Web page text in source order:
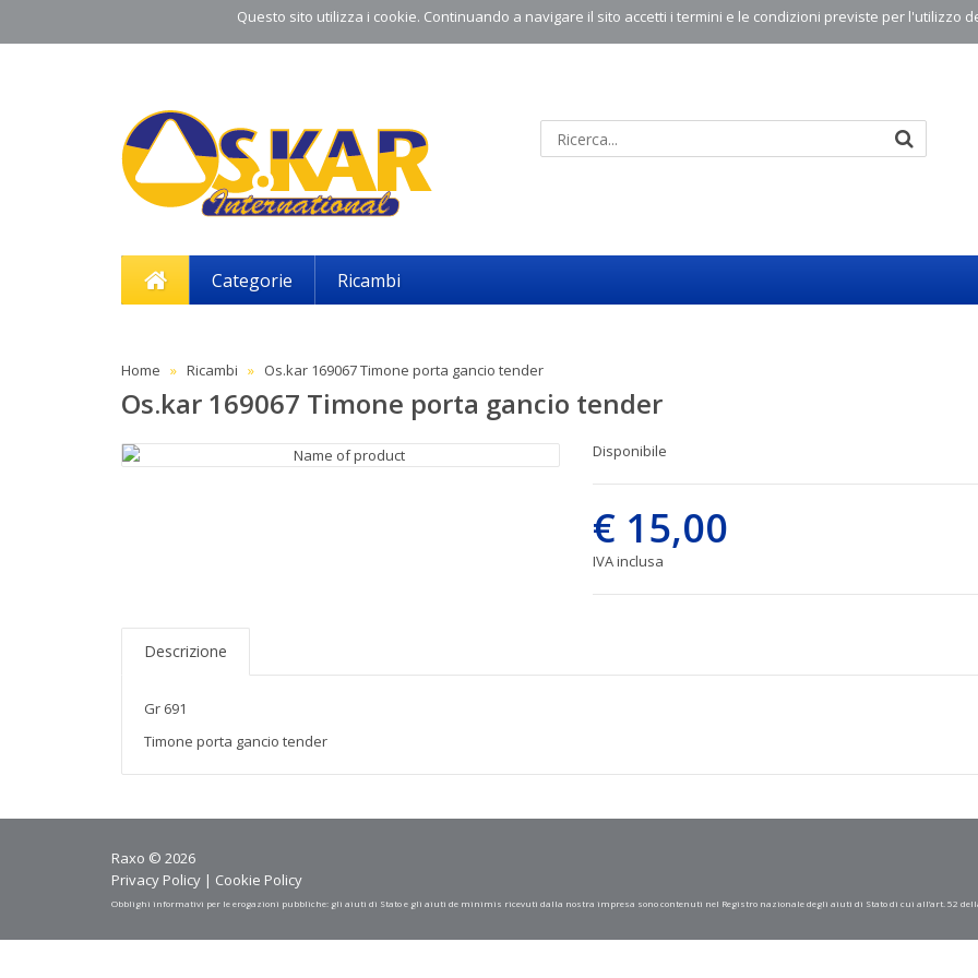
Questo sito utilizza i cookie. Continuando a navigare il sito accetti i termini e le condizioni previste per l'utilizzo
Categorie Ricambi
Home Ricambi Os.kar 169067 Timone porta gancio tender
Os.kar 169067 Timone porta gancio tender
Disponibile
€ 15,00
IVA inclusa
Descrizione
Gr 691
Timone porta gancio tender
Raxo © 2026
Privacy Policy | Cookie Policy
Obblighi informativi per le erogazioni pubbliche: gli aiuti di Stato e gli aiuti de minimis ricevuti dalla nostra impresa sono contenuti nel Registro nazionale degli aiuti di Stato di cui all’art. 52 della